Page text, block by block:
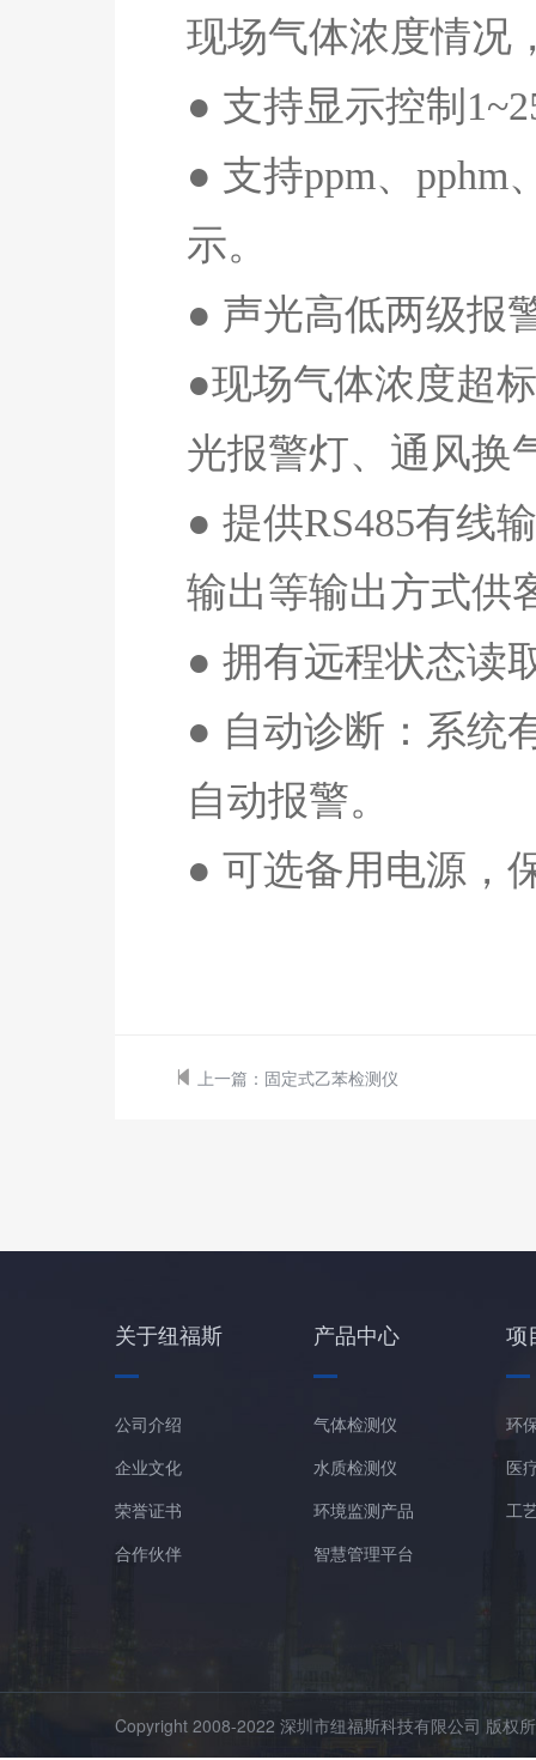
现场气体浓度情况
● 支持显示控制
● 支持ppm、 pphm
示。
● 声光高低两级报
●现场气体浓度超
光报警灯、通风换
● 提供RS485有线
输出等输出方式供
● 拥有远程状态读
● 自动诊断：系统
自动报警。
● 可选备用电源，
上一篇： 固定式乙苯检测仪
关于纽福斯
公司介绍
企业文化
荣誉证书
合作伙伴
产品中心
气体检测仪
水质检测仪
环境监测产品
智慧管理平台
项
环
医
工
Copyright 2008-2022 深圳市纽福斯科技有限公司 版